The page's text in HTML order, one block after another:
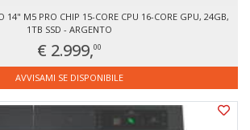
14" M5 PRO CHIP 15-CORE CPU 16-CORE GPU, 24GB,
1TB SSD - ARGENTO
€ 2.999,00
AVVISAMI SE DISPONIBILE